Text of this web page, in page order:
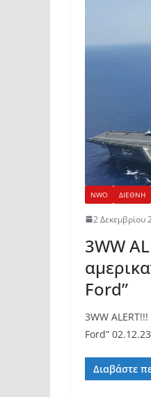
NWO ΔΙΕΘΝΗ
2 Δεκεμβρίου
3WW
Ford”
3WW
Ford”
Διαβάστε